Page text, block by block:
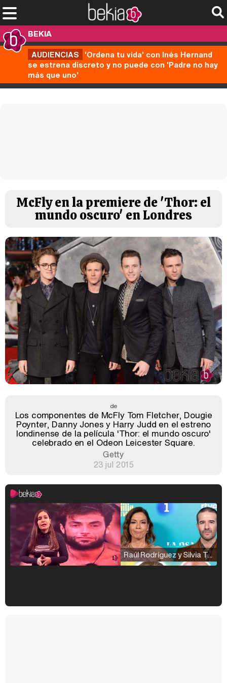
BEKIA
AUDIENCIAS 'Ordena tu vida' con Inés Hernand
se estrena discreto y no puede con 'Padre no hay
más que uno'
McFly en la premiere de 'Thor: el
mundo oscuro' en Londres
de
Los componentes de McFly Tom Fletcher, Dougie
Poynter, Danny Jones y Harry Judd en el estreno
londinense de la película 'Thor: el mundo oscuro'
celebrado en el Odeon Leicester Square.
Getty
23 jul 2015
Raúl Rodríguez y Silvia Taulés nos cuentan su papel en 'La familia de la tele'